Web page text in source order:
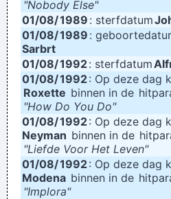
"Nobody Else"
01/08/1989 : sterfdatum
01/08/1989 :
Sarbrt
01/08/1992: sterfdatum
01/08/1992: Op deze dag
Roxette binnen in de
"How Do You Do"
01/08/1992: Op deze dag
Neyman binnen in de
"Liefde Voor Het Leven"
01/08/1992: Op deze dag
Modena binnen in de
"Implora"